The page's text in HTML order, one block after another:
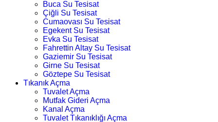
Buca Su Tesisat
Çiğli Su Tesisat
Cumaovası Su Tesisat
Egekent Su Tesisat
Evka Su Tesisat
Fahrettin Altay Su Tesisat
Gaziemir Su Tesisat
Girne Su Tesisat
Göztepe Su Tesisat
Tıkanık Açma
Tuvalet Açma
Mutfak Gideri Açma
Kanal Açma
Tuvalet Tıkanıklığı Açma